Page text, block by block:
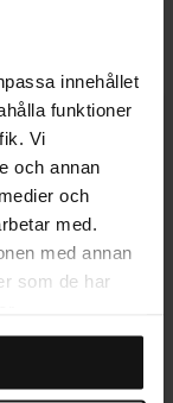
innehållet
funktioner
Vi
och annan
och
med.
med annan
som de har